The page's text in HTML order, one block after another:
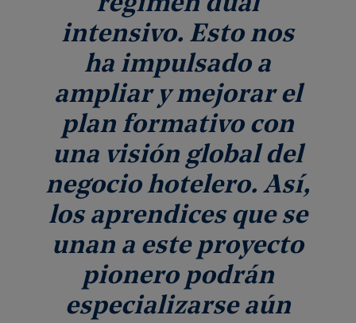
intensivo. Esto nos
ha impulsado a
ampliar y mejorar el
plan formativo con
una visión global del
negocio hotelero. Así,
los aprendices que se
unan a este proyecto
pionero podrán
especializarse aún